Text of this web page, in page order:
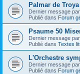
Palmar de Troya
Dernier message par
Publié dans Forum
Psaume 50
Dernier message par
Publié dans Textes
L'Orchestre
Dernier message par
Publié dans Forum